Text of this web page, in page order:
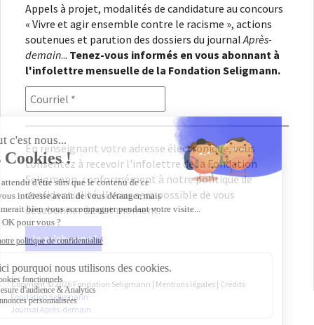
Appels à projet, modalités de candidature au concours
« Vivre et agir ensemble contre le racisme », actions
soutenues et parution des dossiers du journal Après-
demain... Tenez-vous informés en vous abonnant à
l'infolettre mensuelle de la Fondation Seligmann.
En renseignant votre adresse électronique, vous
consentez à recevoir l'infolettre de la Fondation
Seligmann, conformément à notrepolitique de
confidentialité. Il vous sera possible de vous
désabonner à tout moment.
Copyright © 2026 Fondation Seligmann | Mentions légales | Crédits
Fondation Seligmann
Journal Après-demain